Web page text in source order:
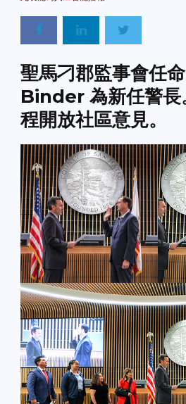
聖馬刁郡監事會任
Binder 為新任警長
程開放社區意見。